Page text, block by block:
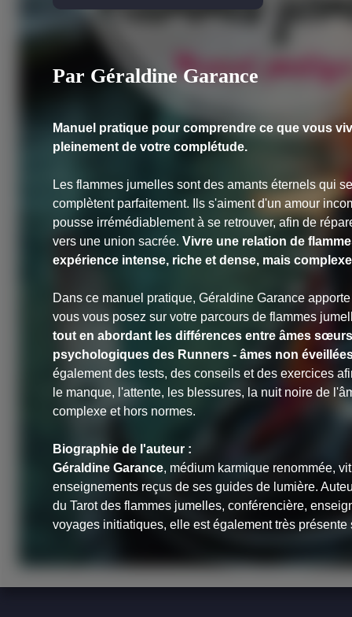
spirituels
Par Géraldine Garance
Manuel pratique pour comprendre ce que vous
pleinement de votre complétude.
Les flammes jumelles sont des amants éternels qui
complètent parfaitement. Ils s'aiment d'un amour
pousse irrémédiablement à se retrouver, afin de
vers une union sacrée.Vivre une relation de
expérience intense, riche et dense, mais
Dans ce manuel pratique, Géraldine Garance
vous vous posez sur votre parcours de flammes
tout en abordant les différences entre âmes
psychologiques des Runners - âmes non
également des tests, des conseils et des exercices
le manque, l'attente, les blessures, la nuit noire de
complexe et hors normes.
Biographie de l'auteur :
Géraldine Garance, médium karmique renommée,
enseignements reçus de ses guides de lumière.
duTarot des flammes jumelles, conférencière,
voyages initiatiques, elle est également très